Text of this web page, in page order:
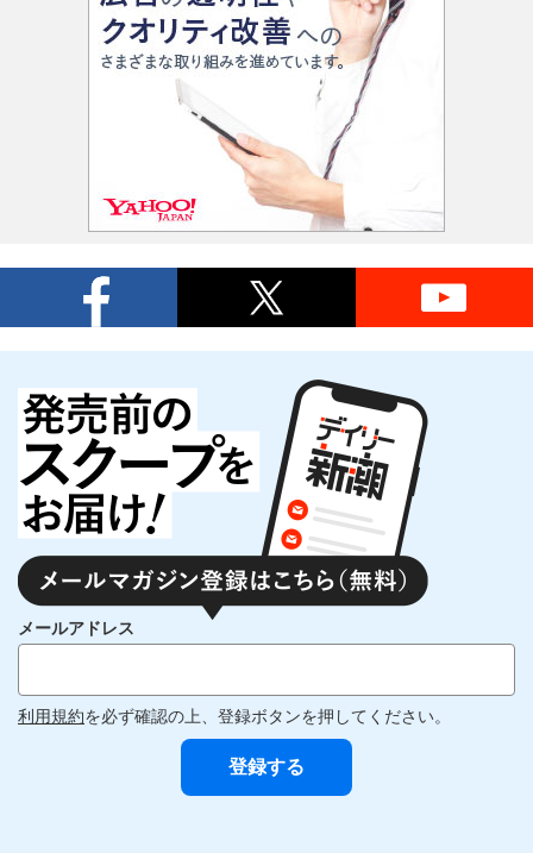
メールアドレス
利用規約を必ず確認の上、登録ボタンを押してください。